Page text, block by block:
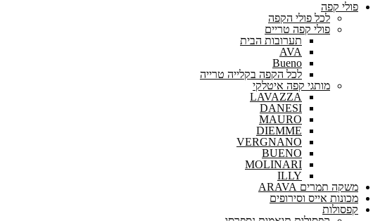
פולי קפה
לכל פולי הקפה
פולי קפה טריים
תערובות הבית
AVA
Bueno
לכל הקפה בקלייה טרייה
מותגי קפה איטלקי
LAVAZZA
DANESI
MAURO
DIEMME
VERGNANO
BUENO
MOLINARI
ILLY
משקה תמרים ARAVA
מכונות אייס וסירופים
קפסולות